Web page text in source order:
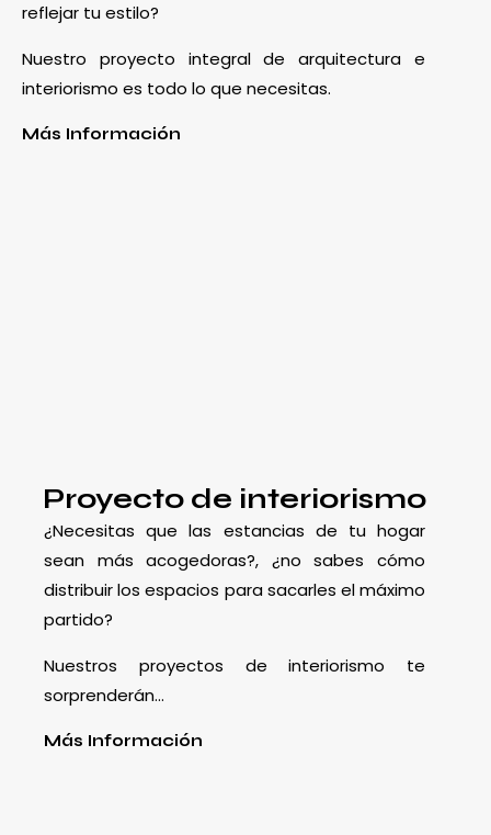
reflejar tu estilo?
Nuestro proyecto integral de arquitectura e
interiorismo es todo lo que necesitas.
Más Información
Proyecto de interiorismo
¿Necesitas que las estancias de tu hogar
sean más acogedoras?, ¿no sabes cómo
distribuir los espacios para sacarles el máximo
partido?
Nuestros proyectos de interiorismo te
sorprenderán…
Más Información